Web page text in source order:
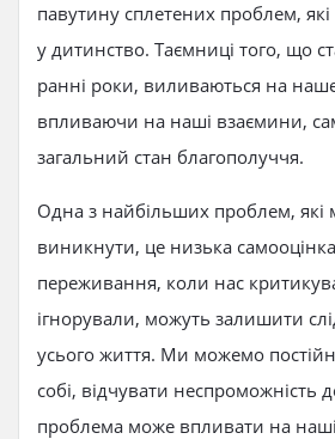
павутину сплетених проблем,
у дитинство. Таємниці того, що
ранні роки, виливаються на
впливаючи на наші взаємини,
загальний стан благополуччя.
Одна з найбільших проблем, які
виникнути, це низька
переживання, коли нас
ігнорували, можуть залишити
усього життя. Ми можемо
собі, відчувати неспроможність
проблема може впливати на